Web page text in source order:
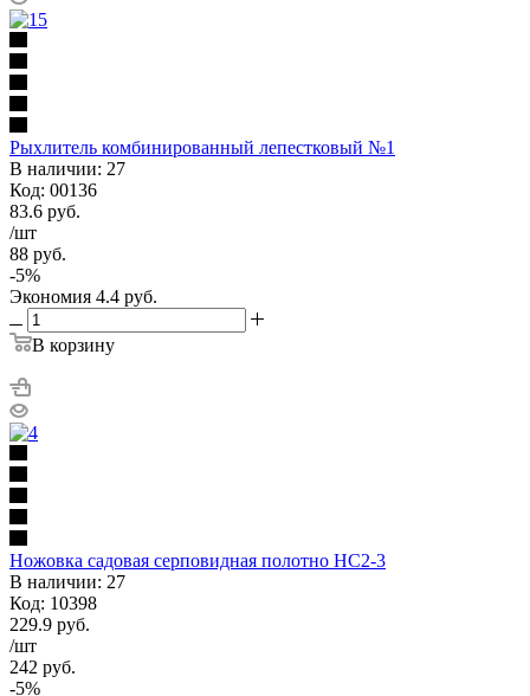
Рыхлитель комбинированный лепестковый №1
В наличии: 27
Код: 00136
83.6 руб.
/шт
88 руб.
-5%
Экономия 4.4 руб.
В корзину
Ножовка садовая серповидная полотно НС2-3
В наличии: 27
Код: 10398
229.9 руб.
/шт
242 руб.
-5%